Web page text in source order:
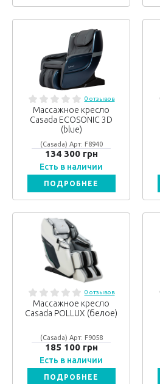
0 отзывов
Массажное кресло
Casada ECOSONIC 3D
(blue)
(Casada) Арт: F8940
134 300 грн
Есть в наличии
ПОДРОБНЕЕ
0 отзывов
Массажное кресло
Casada POLLUX (белое)
(Casada) Арт: F9058
185 100 грн
Есть в наличии
ПОДРОБНЕЕ